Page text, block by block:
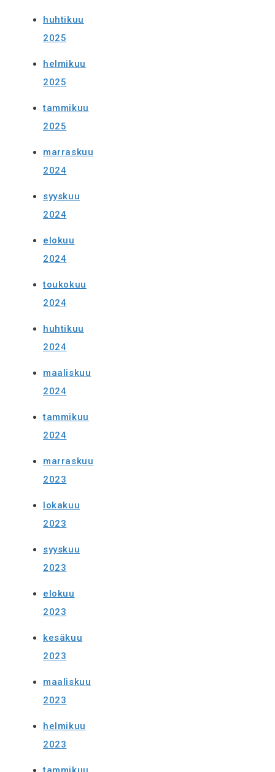
huhtikuu
2025
helmikuu
2025
tammikuu
2025
marraskuu
2024
syyskuu
2024
elokuu
2024
toukokuu
2024
huhtikuu
2024
maaliskuu
2024
tammikuu
2024
marraskuu
2023
lokakuu
2023
syyskuu
2023
elokuu
2023
kesäkuu
2023
maaliskuu
2023
helmikuu
2023